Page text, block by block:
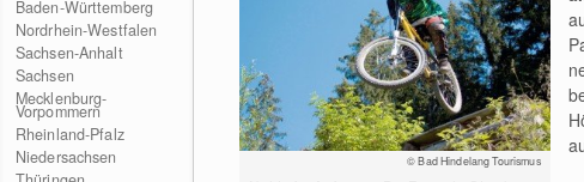
Baden-Württemberg
Nordrhein-Westfalen
Sachsen-Anhalt
Sachsen
Mecklenburg-
Vorpommern
Rheinland-Pfalz
Niedersachsen
© Bad Hindelang Tourismus